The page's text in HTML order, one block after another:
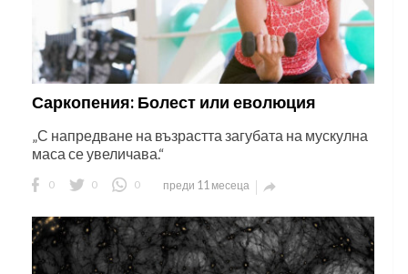
Саркопения: Болест или еволюция
„С напредване на възрастта загубата на мускулна
маса се увеличава.“
0 0 0 преди 11 месеца 